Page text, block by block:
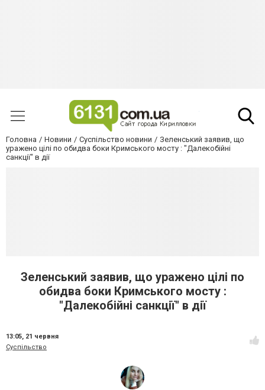
Головна Новини Суспільство новини
Зеленський заявив, що
уражено цілі по обидва боки Кримського мосту : "Далекобійні
санкції" в дії
Зеленський заявив, що уражено цілі по
обидва боки Кримського мосту :
"Далекобійні санкції" в дії
13:05, 21 червня
Суспільство